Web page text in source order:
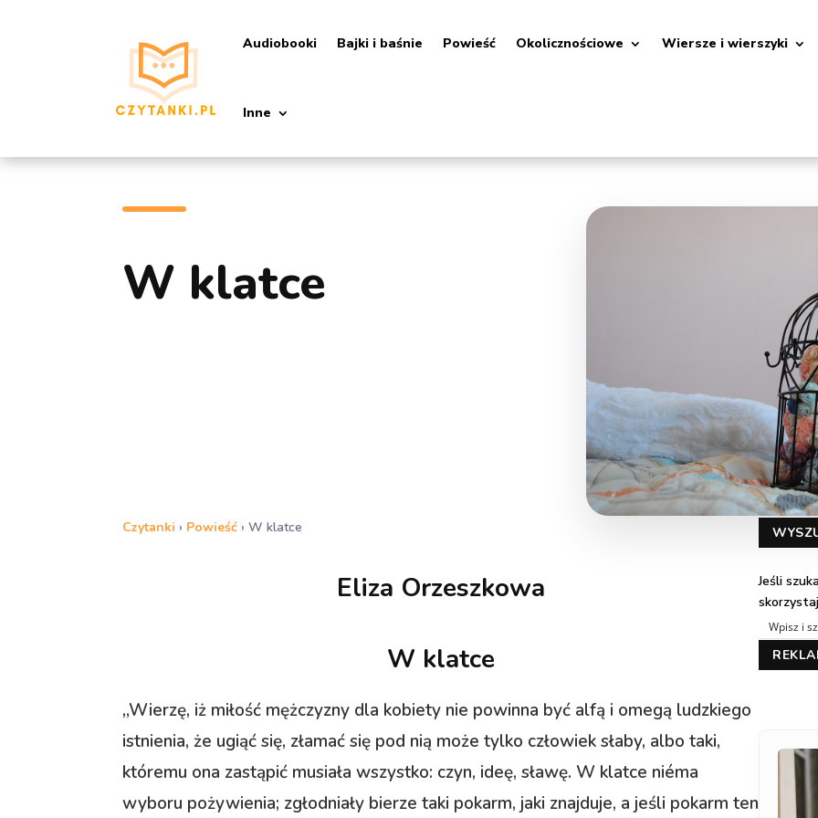
Audiobooki Bajki i baśnie Powieść Okolicznościowe Wiersze i wierszyki
Inne
W klatce
Czytanki › Powieść ›W klatce
Eliza Orzeszkowa
W klatce
„Wierzę, iż miłość mężczyzny dla kobiety nie powinna być alfą i omegą ludzkiego
istnienia, że ugiąć się, złamać się pod nią może tylko człowiek słaby, albo taki,
któremu ona zastąpić musiała wszystko: czyn, ideę, sławę. W klatce niéma
wyboru pożywienia; zgłodniały bierze taki pokarm, jaki znajduje, a jeśli pokarm ten
Jeśli